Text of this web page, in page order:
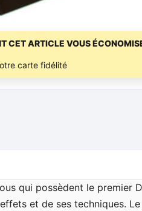
CET ARTICLE VOUS
carte fidélité
qui possèdent le premier
et de ses techniques.